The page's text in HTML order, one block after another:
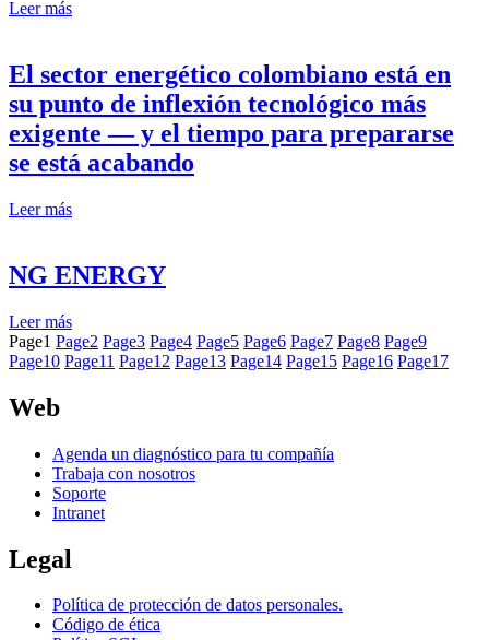
Leer más
El sector energético colombiano está en
su punto de inflexión tecnológico más
exigente — y el tiempo para prepararse
se está acabando
Leer más
NG ENERGY
Leer más
Page1 Page2 Page3 Page4 Page5 Page6 Page7 Page8 Page9
Page10 Page11 Page12 Page13 Page14 Page15 Page16 Page17
Web
Agenda un diagnóstico para tu compañía
Trabaja con nosotros
Soporte
Intranet
Legal
Política de protección de datos personales.
Código de ética